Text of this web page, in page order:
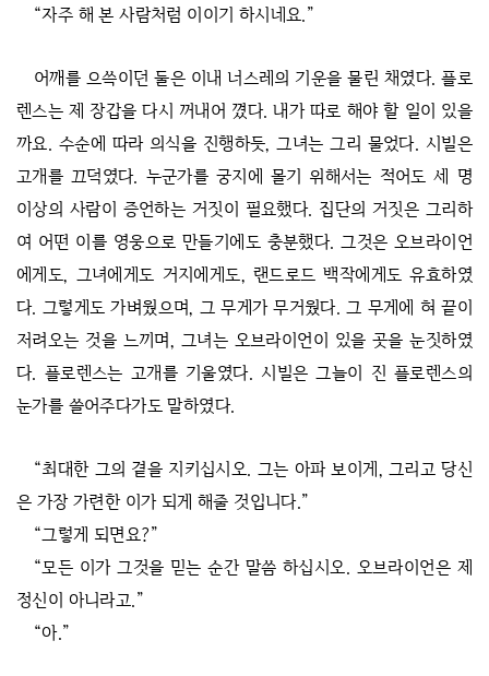
“자주 해 본 사람처럼 이이기 하시네요.”
어깨를 으쓱이던 둘은 이내 너스레의 기운을 물린 채였다. 플로
렌스는 제 장갑을 다시 꺼내어 꼈다. 내가 따로 해야 할 일이 있을
까요. 수순에 따라 의식을 진행하듯, 그녀는 그리 물었다. 시빌은
고개를 끄덕였다. 누군가를 궁지에 몰기 위해서는 적어도 세 명
이상의 사람이 증언하는 거짓이 필요했다. 집단의 거짓은 그리하
여 어떤 이를 영웅으로 만들기에도 충분했다. 그것은 오브라이언
에게도, 그녀에게도 거지에게도, 랜드로드 백작에게도 유효하였
다. 그렇게도 가벼웠으며, 그 무게가 무거웠다. 그 무게에 혀 끝이
저려오는 것을 느끼며, 그녀는 오브라이언이 있을 곳을 눈짓하였
다. 플로렌스는 고개를 기울였다. 시빌은 그늘이 진 플로렌스의
눈가를 쓸어주다가도 말하였다.
“최대한 그의 곁을 지키십시오. 그는 아파 보이게, 그리고 당신
은 가장 가련한 이가 되게 해줄 것입니다.”
“그렇게 되면요?”
“모든 이가 그것을 믿는 순간 말씀 하십시오. 오브라이언은 제
정신이 아니라고.”
“아.”